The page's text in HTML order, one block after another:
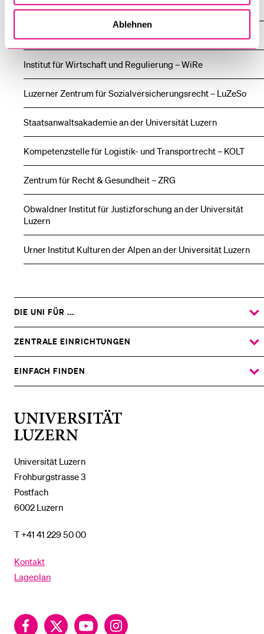
Ablehnen
Zentrum für Recht und Nachhaltigkeit CLS
Institut für Juristische Grundlagen – lucernaiuris
Institut für Wirtschaft und Regulierung – WiRe
Luzerner Zentrum für Sozialversicherungsrecht – LuZeSo
Staatsanwaltsakademie an der Universität Luzern
Kompetenzstelle für Logistik- und Transportrecht – KOLT
Zentrum für Recht & Gesundheit – ZRG
Obwaldner Institut für Justizforschung an der Universität
Luzern
Urner Institut Kulturen der Alpen an der Universität Luzern
Universität Luzern
Frohburgstrasse 3
Postfach
6002 Luzern
T +41 41 229 50 00
Kontakt
Lageplan
FacebookTwitter YouTubeInstagram
DIE UNI FÜR ...
DAS
UNTERMENÜ
ZENTRALE EINRICHTUNGEN
DAS
UNTERMENÜ
EINFACH FINDEN
DAS